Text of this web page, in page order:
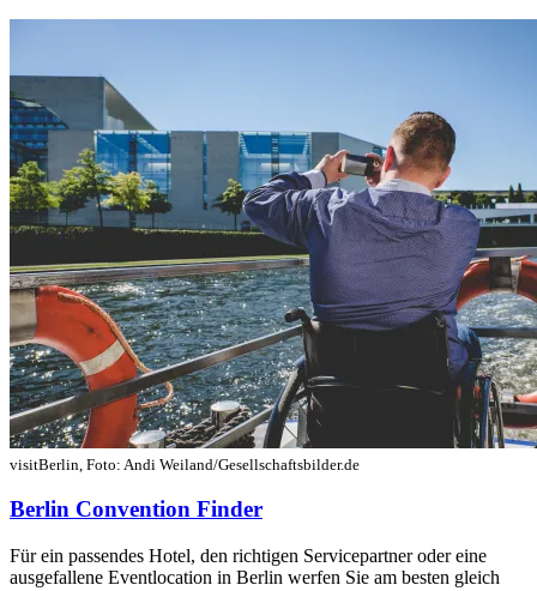
visitBerlin, Foto: Andi Weiland/Gesellschaftsbilder.de
Berlin Convention Finder
Für ein passendes Hotel, den richtigen Servicepartner oder eine
ausgefallene Eventlocation in Berlin werfen Sie am besten gleich